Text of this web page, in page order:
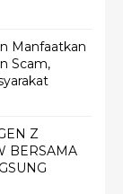
Manfaatkan
Scam,
Z
BERSAMA